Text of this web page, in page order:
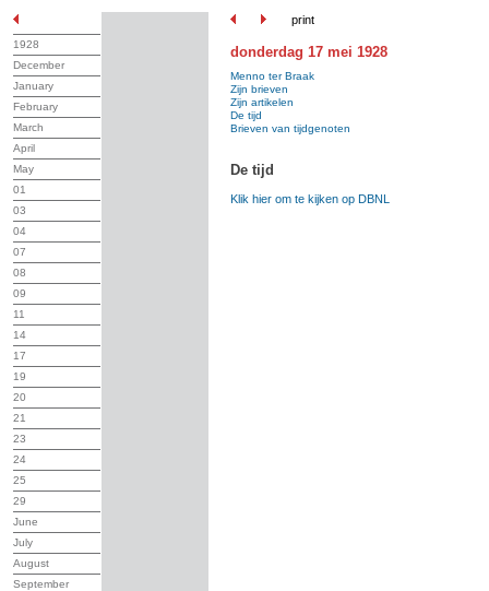
print
1928
December
January
February
March
April
May
01
03
04
07
08
09
11
14
17
19
20
21
23
24
25
29
June
July
August
September
donderdag 17 mei 1928
Menno ter Braak
Zijn brieven
Zijn artikelen
De tijd
Brieven van tijdgenoten
De tijd
Klik hier om te kijken op DBNL